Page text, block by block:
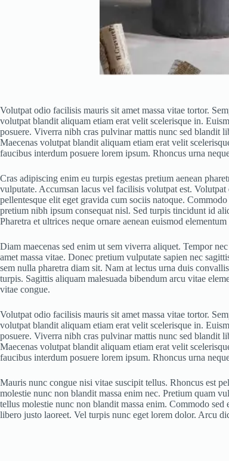
Volutpat odio facilisis mauris sit amet massa vitae tortor.
volutpat blandit aliquam etiam erat velit scelerisque in.
posuere. Viverra nibh cras pulvinar mattis nunc sed blandit
Maecenas volutpat blandit aliquam etiam erat velit
faucibus interdum posuere lorem ipsum. Rhoncus urna
Cras adipiscing enim eu turpis egestas pretium aenean
vulputate. Accumsan lacus vel facilisis volutpat est.
pellentesque elit eget gravida cum sociis natoque.
pretium nibh ipsum consequat nisl. Sed turpis tincidunt id
Pharetra et ultrices neque ornare aenean euismod
Diam maecenas sed enim ut sem viverra aliquet. Tempor
amet massa vitae. Donec pretium vulputate sapien nec
sem nulla pharetra diam sit. Nam at lectus urna duis
turpis. Sagittis aliquam malesuada bibendum arcu vitae
vitae congue.
Volutpat odio facilisis mauris sit amet massa vitae tortor.
volutpat blandit aliquam etiam erat velit scelerisque in.
posuere. Viverra nibh cras pulvinar mattis nunc sed blandit
Maecenas volutpat blandit aliquam etiam erat velit
faucibus interdum posuere lorem ipsum. Rhoncus urna
Mauris nunc congue nisi vitae suscipit tellus. Rhoncus est
molestie nunc non blandit massa enim nec. Pretium quam
tellus molestie nunc non blandit massa enim. Commodo
libero justo laoreet. Vel turpis nunc eget lorem dolor. Arcu